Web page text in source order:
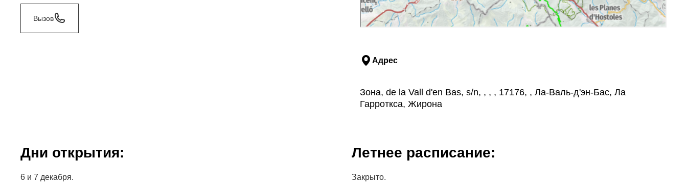
Вызов
Адрес
Зона, de la Vall d'en Bas, s/n, , , , 17176, , Ла-Валь-д'эн-Бас, Ла
Гарроткса, Жирона
Дни открытия:
6 и 7 декабря.
Летнее расписание:
Закрыто.